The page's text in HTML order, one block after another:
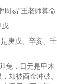
易”王老师算命
戌
庚戌、辛亥、
兔，日元是甲
却被酉金冲破